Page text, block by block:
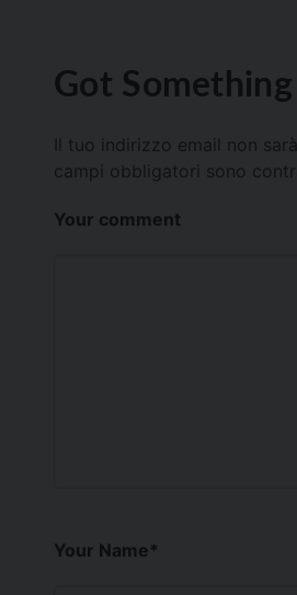
Got Something
Il tuo indirizzo email non
campi obbligatori sono
Your comment
Your Name*